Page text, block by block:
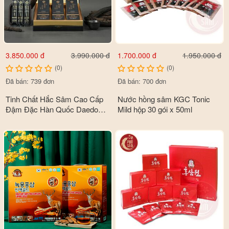
lao lực thường bị tổn thương dương khí. Không bồi bổ kịp thời
cho cơ thể thì chức năng sinh lý sẽ ngày càng bị suy giảm.
Nhân sâm và nhung hươu rất tốt cho trường hợp lao lực, suy
nhược và yếu sinh lý. Nam giới dùng sản phẩm này hàng ngày
sẽ giúp giữ cho cơ thể luôn tỉnh táo, cải thiện lượng nội tiết tố
testosteron tự nhiên trong cơ thể, duy trì sự sung mãn, phong
độ dài hạn kể cả khi đã bước vào thời kì mãn dục.
3.850.000 đ 3.990.000 đ
(0)
Đã bán: 739 đơn
Tinh Chất Hắc Sâm Cao Cấp
Đậm Đặc Hàn Quốc Daedong
1.700.000 đ 1.950.000 đ
(0)
Đã bán: 700 đơn
Nước hồng sâm KGC Tonic
Mild hộp 30 gói x 50ml